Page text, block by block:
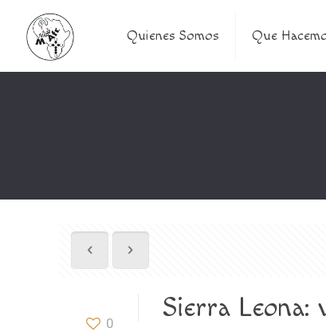
Quienes Somos Que
0 Sierra Leona: